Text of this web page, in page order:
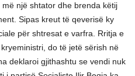
një shtator dhe brenda këtij
Sipas kreut të qeverisë ky
për shtresat e varfra. Rritja e
do të jetë sërish në
deklaroi gjithashtu se vendi nuk